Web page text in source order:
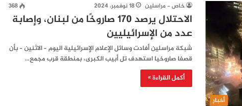
أخبار
خاص - مراسلين 18 نوفمبر، 2024 368
الاحتلال يرصد 170 صاروخًا من لبنان، وإصابة
عدد من الإسرائيليين
شبكة مراسلين أفادت وسائل الإعلام الإسرائيلية اليوم – الاثنين – بأن
قصفا صاروخيا استهدف تل أبيب الكبرى، بمنطقة قرب مجمع…
أكمل القراءة »